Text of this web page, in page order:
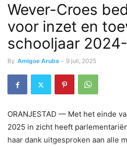
Wever-Croes
voor inzet en
schooljaar
By Amigoe Aruba - 9 juli, 2025
ORANJESTAD — Met het einde
2025 in zicht heeft
haar dank uitgesproken aan alle